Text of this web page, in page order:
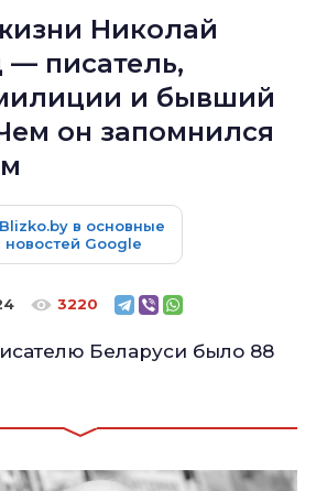
Николай
— писатель,
и бывший
он запомнился
в основные
новостей Google
3220
Беларуси было 88